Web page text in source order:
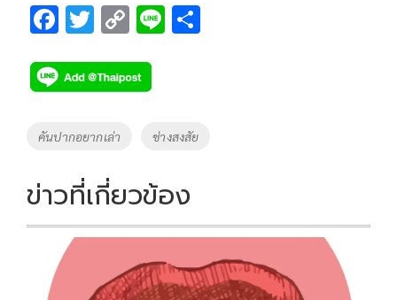
F
e
b
o
k
T
tt
er
C
p
y
Li
k
Li
Tags
คันปากอยากเล่า ช่างสงสัย
ข่าวที่เกี่ยวข้อง